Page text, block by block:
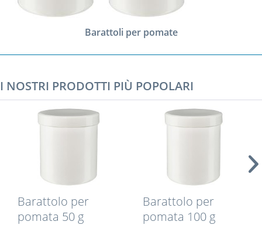
Barattoli per pomate
I NOSTRI PRODOTTI PIÙ POPOLARI
Barattolo per
pomata 50 g
Barattolo per
pomata 100 g